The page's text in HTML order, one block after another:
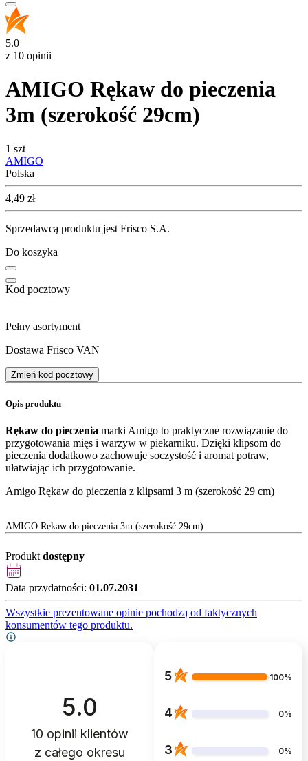
5.0
z 10 opinii
AMIGO Rękaw do pieczenia
3m (szerokość 29cm)
1 szt
AMIGO
Polska
Cena
4,49 zł
Sprzedawcą produktu jest Frisco S.A.
Do koszyka
Kod pocztowy
Pełny asortyment
Dostawa Frisco VAN
Zmień kod pocztowy
Opis produktu
Rękaw do pieczenia marki Amigo to praktyczne rozwiązanie do
przygotowania mięs i warzyw w piekarniku. Dzięki klipsom do
pieczenia dodatkowo zachowuje soczystość i aromat potraw,
ułatwiając ich przygotowanie.
Amigo Rękaw do pieczenia z klipsami 3 m (szerokość 29 cm)
AMIGO Rękaw do pieczenia 3m (szerokość 29cm)
Produkt dostępny
Data przydatności: 01.07.2031
Wszystkie prezentowane opinie pochodzą od faktycznych
konsumentów tego produktu.
5.0
10 opinii klientów
z całego okresu
5 100%
4 0%
3 0%